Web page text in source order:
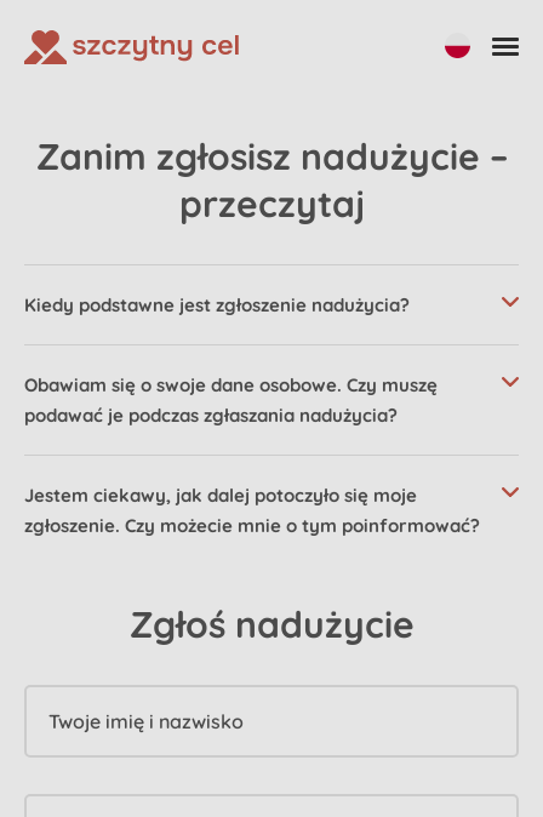
Zanim zgłosisz nadużycie –
przeczytaj
Kiedy podstawne jest zgłoszenie nadużycia?
Obawiam się o swoje dane osobowe. Czy muszę
podawać je podczas zgłaszania nadużycia?
Jestem ciekawy, jak dalej potoczyło się moje
zgłoszenie. Czy możecie mnie o tym poinformować?
Zgłoś nadużycie
Twoje imię i nazwisko